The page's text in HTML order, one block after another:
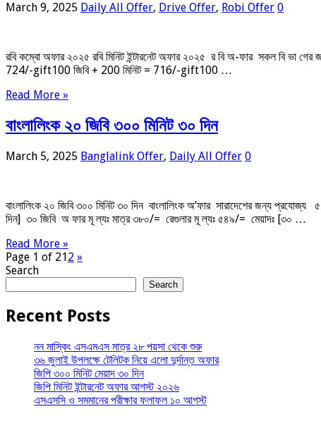
March 9, 2025 Daily All Offer, Drive Offer, Robi Offer 0
রবি কম্বো অফার ২০২৫ রবি মিনিট ইন্টারনেট অফার ২০২৫ র বি অ-ফার সকল বি
724/-gift100 জিবি + 200 মিনিট = 716/-gift100 …
Read More »
বাংলালিংক ২০ জিবি ৩০০ মিনিট ৩০ দিন
March 5, 2025 Banglalink Offer, Daily All Offer 0
বাংলালিংক ২০ জিবি ৩০০ মিনিট ৩০ দিন বাংলালিংক অ’ফার সারাদেশের জন্য
দিন] ৩০ জিবি অ ফার মূ ল্যঃ মাত্র ৩৮০/= রেগুলার মূ ল্যঃ ৫৪৯/= মেয়াদঃ [৩০ …
Read More »
Page 1 of 212 »
Search
Search
Recent Posts
নন মাস্কিং এসএমএস মাত্র ২৮ পয়সা থেকে শুরু
৩৬ জুলাই উপলক্ষে টেলিটক নিয়ে এলো দুর্দান্ত অফার
জিপি ৩০০ মিনিট মেয়াদ ৩০ দিন
জিপি মিনিট ইন্টারনেট অফার আগস্ট ২০২৬
এসএসসি ও সমমানের পরীক্ষার ফলাফল ১০ আগস্ট